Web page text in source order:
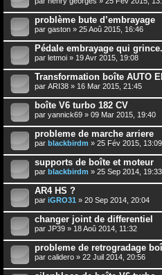
problème bute d’embrayage
par gaston » 25 Aoû 2015, 16:46
Pédale embrayage qui grince.
par letmoi » 19 Avr 2015, 19:08
Transformation boîte AUTO
par ARI38 » 16 Mar 2015, 21:45
boîte V6 turbo 182 CV
par yannick69 » 09 Mar 2015, 19:40
probleme de marche arriere
par blackbirdm » 25 Fév 2015, 13:09
supports de boîte et moteur
par blackbirdm » 25 Sep 2014, 19:33
AR4 HS ?
par iGRO31 » 20 Sep 2014, 20:04
changer joint de differentiel
par JP39 » 18 Aoû 2014, 11:32
probleme de retrogradage
par calidero » 22 Juil 2014, 20:56